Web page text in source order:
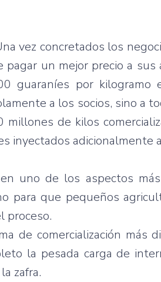
vez concretados los
pagar un mejor precio a sus
guaraníes por kilogramo
a los socios, sino a
millones de kilos
inyectados adicionalmente
en uno de los aspectos más
para que pequeños
proceso.
de comercialización más
la pesada carga de
zafra.